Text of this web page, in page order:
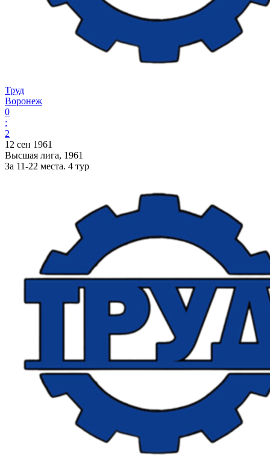
Труд
Воронеж
0
:
2
12 сен 1961
Высшая лига, 1961
За 11-22 места. 4 тур